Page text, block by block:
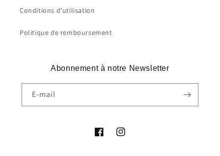
Conditions d'utilisation
Politique de remboursement
Abonnement à notre Newsletter
E-mail
FacebookInstagram